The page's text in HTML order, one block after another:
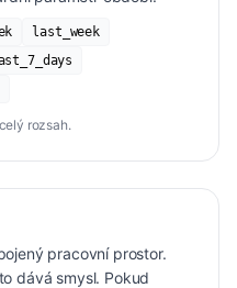
last_week
rozsah.
pracovní prostor.
dává smysl. Pokud